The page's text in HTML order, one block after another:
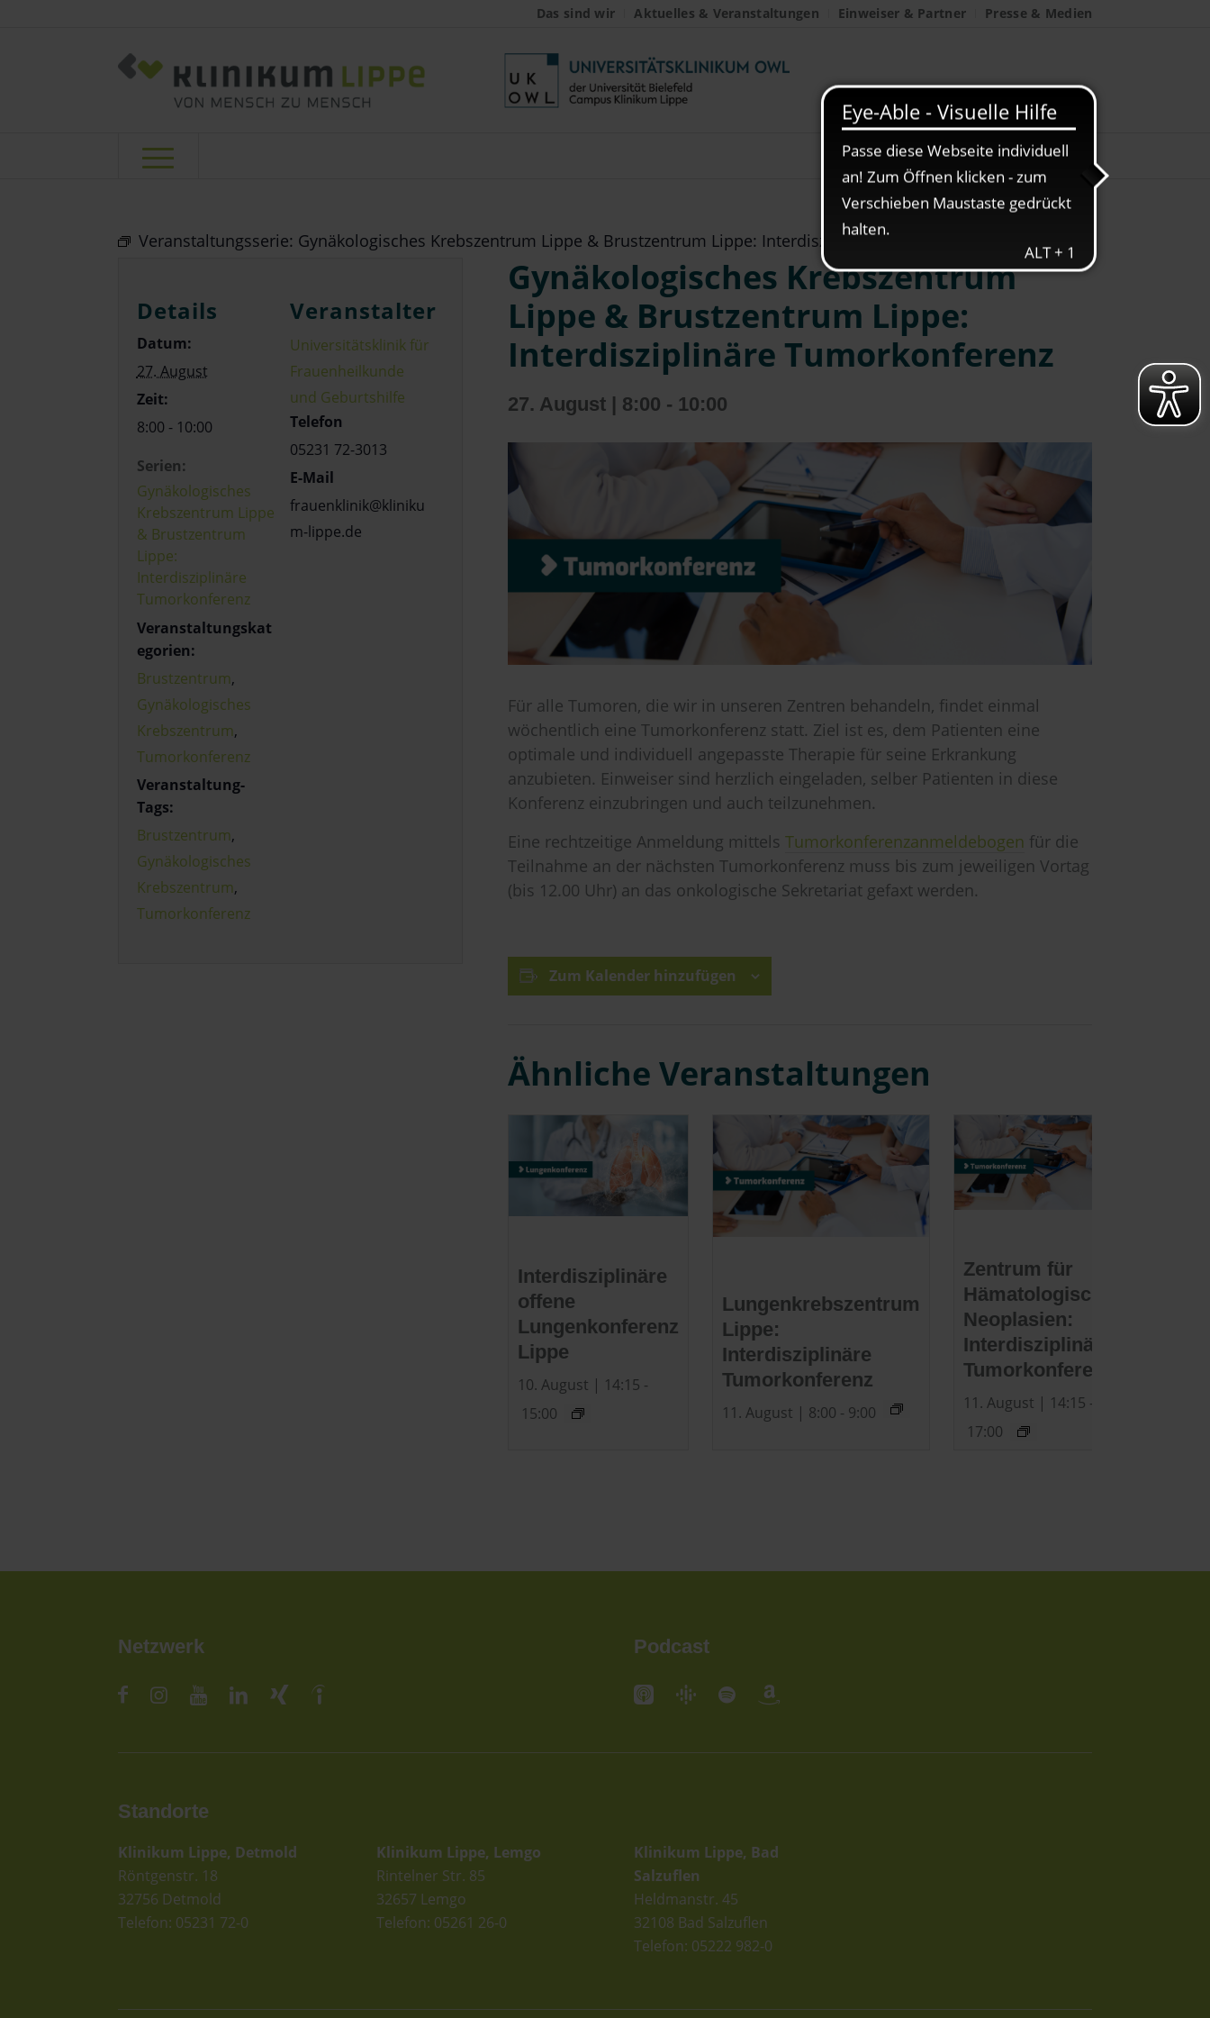
Das sind wir Aktuelles & Veranstaltungen Einweiser & Partner Presse & Medien
Veranstaltungsserie: Gynäkologisches Krebszentrum Lippe & Brustzentrum Lippe: Interdisziplinäre Tumorkonferenz
Gynäkologisches Krebszentrum
Lippe & Brustzentrum Lippe:
Interdisziplinäre Tumorkonferenz
27. August | 8:00 - 10:00
Für alle Tumoren, die wir in unseren Zentren behandeln, findet einmal
wöchentlich eine Tumorkonferenz statt. Ziel ist es, dem Patienten eine
optimale und individuell angepasste Therapie für seine Erkrankung
anzubieten. Einweiser sind herzlich eingeladen, selber Patienten in diese
Konferenz einzubringen und auch teilzunehmen.
Eine rechtzeitige Anmeldung mittels Tumorkonferenzanmeldebogen für die
Teilnahme an der nächsten Tumorkonferenz muss bis zum jeweiligen Vortag
(bis 12.00 Uhr) an das onkologische Sekretariat gefaxt werden.
Zum Kalender hinzufügen
Ähnliche Veranstaltungen
Interdisziplinäre
offene
Lungenkonferenz
Lippe
10. August | 14:15 -
15:00
Lungenkrebszentrum
Lippe:
Interdisziplinäre
Tumorkonferenz
11. August | 8:00 - 9:00
Zentrum für
Hämatologische
Neoplasien:
Interdisziplinäre
Tumorkonferenz
11. August | 14:15 -
17:00
Details
Datum:
27. August
Zeit:
8:00 - 10:00
Serien:
Gynäkologisches
Krebszentrum Lippe
& Brustzentrum
Lippe:
Interdisziplinäre
Tumorkonferenz
Veranstaltungskat
egorien:
Brustzentrum,
Gynäkologisches
Krebszentrum,
Tumorkonferenz
Veranstaltung-
Tags:
Brustzentrum,
Gynäkologisches
Krebszentrum,
Tumorkonferenz
Veranstalter
Universitätsklinik für
Frauenheilkunde
und Geburtshilfe
Telefon
05231 72-3013
E-Mail
frauenklinik@kliniku
m-lippe.de
Netzwerk Podcast
Standorte
Klinikum Lippe, Detmold
Röntgenstr. 18
32756 Detmold
Telefon: 05231 72-0
Klinikum Lippe, Lemgo
Rintelner Str. 85
32657 Lemgo
Telefon: 05261 26-0
Klinikum Lippe, Bad
Salzuflen
Heldmanstr. 45
32108 Bad Salzuflen
Telefon: 05222 982-0